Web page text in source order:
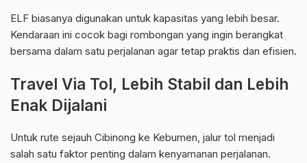
ELF biasanya digunakan untuk kapasitas yang lebih besar.
Kendaraan ini cocok bagi rombongan yang ingin berangkat
bersama dalam satu perjalanan agar tetap praktis dan efisien.
Travel Via Tol, Lebih Stabil dan Lebih
Enak Dijalani
Untuk rute sejauh Cibinong ke Kebumen, jalur tol menjadi
salah satu faktor penting dalam kenyamanan perjalanan.